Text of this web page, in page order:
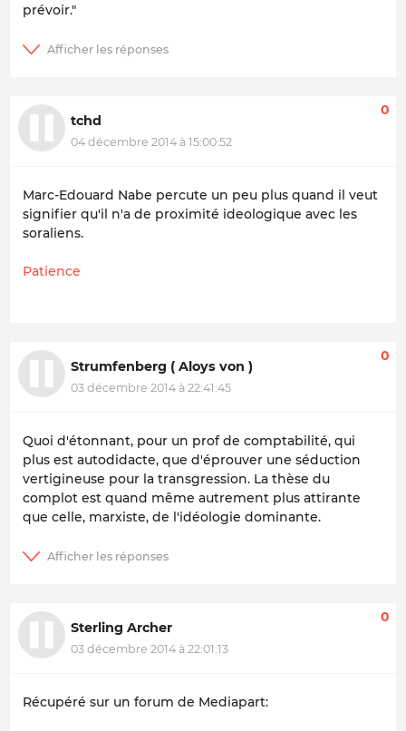
prévoir."
tchd
04 décembre 2014 à 15:00:52
0
Marc-Edouard Nabe percute un peu plus quand il veut
signifier qu'il n'a de proximité ideologique avec les
soraliens.
Patience
Strumfenberg ( Aloys von )
03 décembre 2014 à 22:41:45
0
Quoi d'étonnant, pour un prof de comptabilité, qui
plus est autodidacte, que d'éprouver une séduction
vertigineuse pour la transgression. La thèse du
complot est quand même autrement plus attirante
que celle, marxiste, de l'idéologie dominante.
Sterling Archer
03 décembre 2014 à 22:01:13
0
Récupéré sur un forum de Mediapart: